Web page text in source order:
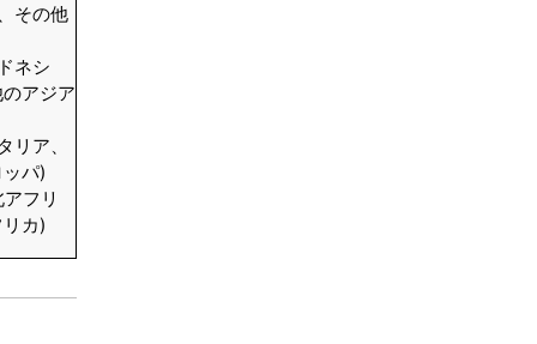
その他
ネシ
アジア
リア、
パ)
フリ
カ)